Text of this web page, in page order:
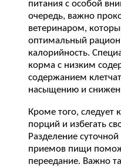
питания с особой
очередь, важно
ветеринаром,
оптимальный
калорийность.
корма с низким
содержанием
насыщению и
Кроме того, следует
порций и избегать
Разделение
приемов пищи
переедание. Важно